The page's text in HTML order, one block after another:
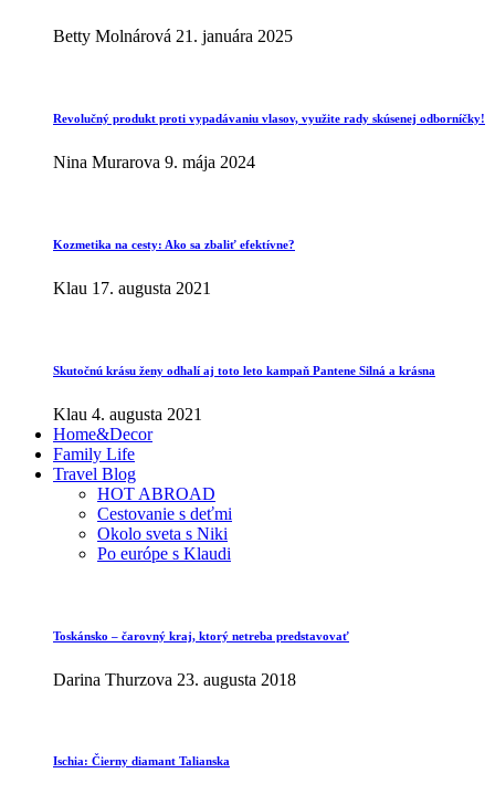
Betty Molnárová 21. januára 2025
Revolučný produkt proti vypadávaniu vlasov, využite rady skúsenej odborníčky!
Nina Murarova 9. mája 2024
Kozmetika na cesty: Ako sa zbaliť efektívne?
Klau 17. augusta 2021
Skutočnú krásu ženy odhalí aj toto leto kampaň Pantene Silná a krásna
Klau 4. augusta 2021
Home&Decor
Family Life
Travel Blog
HOT ABROAD
Cestovanie s deťmi
Okolo sveta s Niki
Po európe s Klaudi
Toskánsko – čarovný kraj, ktorý netreba predstavovať
Darina Thurzova 23. augusta 2018
Ischia: Čierny diamant Talianska